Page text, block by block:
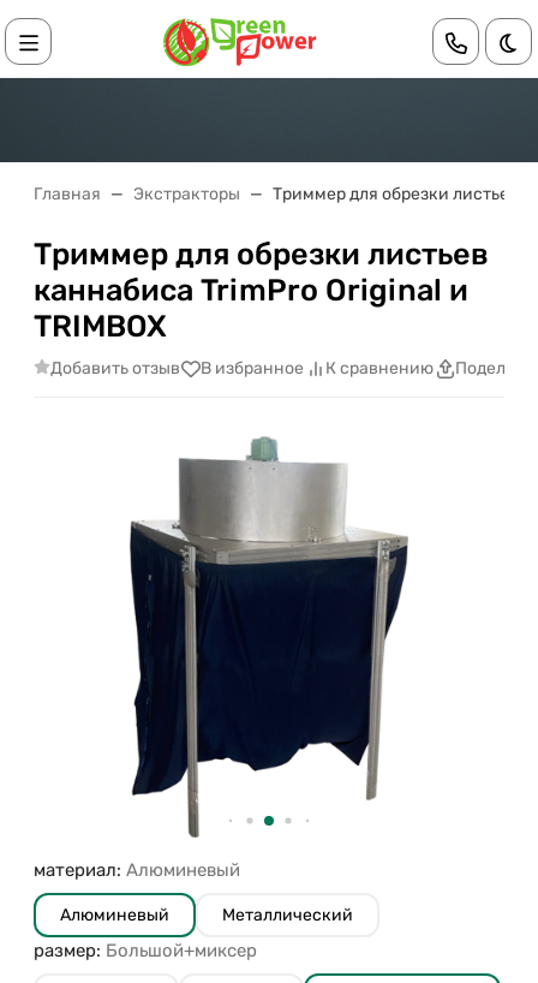
Главная Экстракторы Триммер для обрезки листьев
Триммер для обрезки листьев
каннабиса TrimPro Original и
TRIMBOX
Добавить отзыв В избранное К сравнению
материал: Алюминевый
Алюминевый Металлический
размер: Большой+миксер